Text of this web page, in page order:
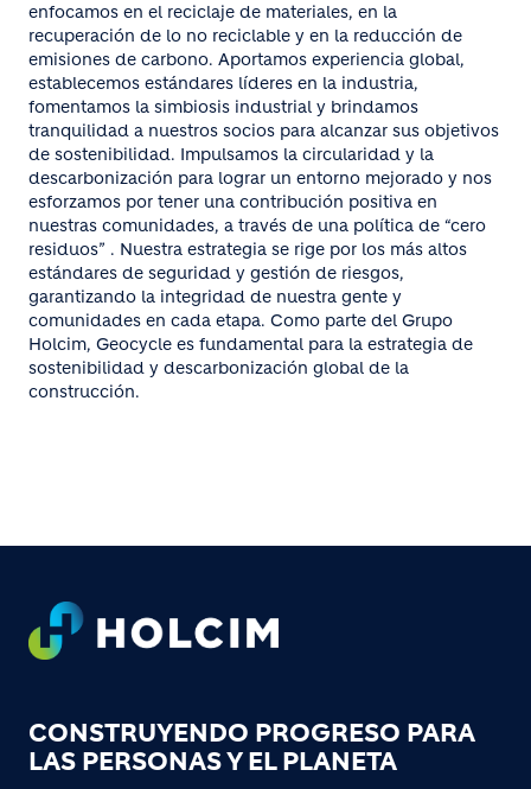
enfocamos en el reciclaje de materiales, en la
recuperación de lo no reciclable y en la reducción de
emisiones de carbono. Aportamos experiencia global,
establecemos estándares líderes en la industria,
fomentamos la simbiosis industrial y brindamos
tranquilidad a nuestros socios para alcanzar sus objetivos
de sostenibilidad. Impulsamos la circularidad y la
descarbonización para lograr un entorno mejorado y nos
esforzamos por tener una contribución positiva en
nuestras comunidades, a través de una política de “cero
residuos” . Nuestra estrategia se rige por los más altos
estándares de seguridad y gestión de riesgos,
garantizando la integridad de nuestra gente y
comunidades en cada etapa. Como parte del Grupo
Holcim, Geocycle es fundamental para la estrategia de
sostenibilidad y descarbonización global de la
construcción.
Footer
CONSTRUYENDO PROGRESO PARA
LAS PERSONAS Y EL PLANETA